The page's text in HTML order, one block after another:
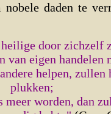
daden te
door zichzelf
van eigen handelen
helpen, zullen
plukken;
meer worden, dan